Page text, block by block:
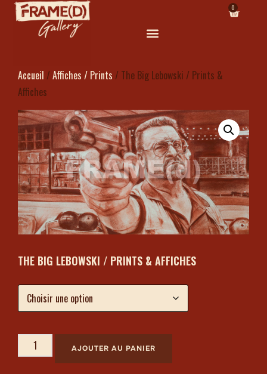
0
Accueil / Affiches / Prints / The Big Lebowski / Prints &
Affiches
THE BIG LEBOWSKI / PRINTS & AFFICHES
AJOUTER AU PANIER